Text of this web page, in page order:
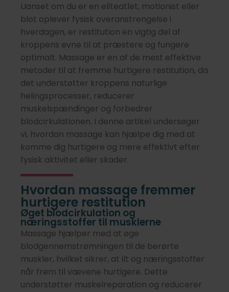
Uanset om du er en eliteatlet, motionist eller
blot oplever fysisk overanstrengelse i
hverdagen, er restitution en vigtig del af
kroppens evne til at præstere og fungere
optimalt. Massage er en af de mest effektive
metoder til at fremme hurtigere restitution, da
det understøtter kroppens naturlige
helingsprocesser, reducerer
muskelspændinger og forbedrer
blodcirkulationen. I denne artikel undersøger
vi, hvordan massage kan hjælpe dig med at
komme dig hurtigere og mere effektivt efter
fysisk aktivitet eller skader.
Hvordan massage fremmer
hurtigere restitution
Øget blodcirkulation og
næringsstoffer til musklerne
Massage hjælper med at øge
blodgennemstrømningen til de berørte
muskler, hvilket sikrer, at ilt og næringsstoffer
når frem til vævene hurtigere. Dette
understøtter muskelreparation og reducerer